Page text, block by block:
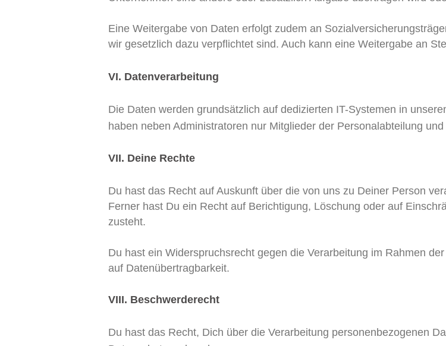
Eine Weitergabe von Daten erfolgt zudem an
wir gesetzlich dazu verpflichtet sind. Auch kann eine Weitergabe an
VI. Datenverarbeitung
Die Daten werden grundsätzlich auf dedizierten IT-Systemen in
haben neben Administratoren nur Mitglieder der Personalabteilung
VII. Deine Rechte
Du hast das Recht auf Auskunft über die von uns zu Deiner Person
Ferner hast Du ein Recht auf Berichtigung, Löschung oder auf
zusteht.
Du hast ein Widerspruchsrecht gegen die Verarbeitung im Rahmen
auf Datenübertragbarkeit.
VIII. Beschwerderecht
Du hast das Recht, Dich über die Verarbeitung personenbezogenen